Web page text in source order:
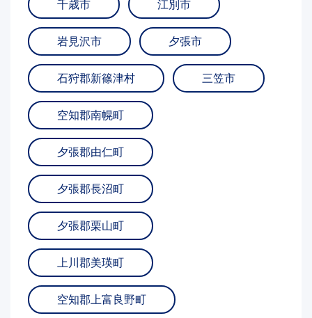
千歳市 江別市
岩見沢市 夕張市
石狩郡新篠津村 三笠市
空知郡南幌町
夕張郡由仁町
夕張郡長沼町
夕張郡栗山町
上川郡美瑛町
空知郡上富良野町